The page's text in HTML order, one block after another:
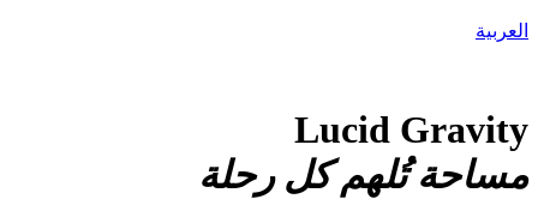
العربية
Lucid Gravity
مساحة تُلهم كل رحلة